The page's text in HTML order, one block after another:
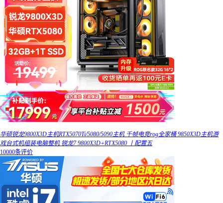
华硕锐龙9800X3D主机RTX5070Ti/5080/5090主机 千帧电竞rog全家桶 9850X3D主机游
戏台式机组装电脑整机 锐龙7 9800X3D+RTX5080 丨配置五
10000条评价